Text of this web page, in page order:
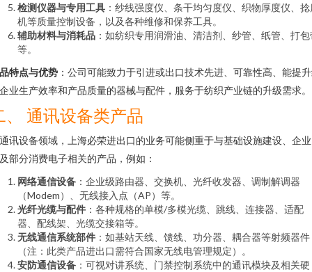
检测仪器与专用工具 ：纱线强度仪、条干均匀度仪、织物厚度仪、
机等质量控制设备，以及各种维修和保养工具。
辅助材料与消耗品 ：如纺织专用润滑油、清洁剂、纱管、纸管、打
等。
特点与优势 ：公司可能致力于引进或出口技术先进、可靠性高、能提
业生产效率和产品质量的器械与配件，服务于纺织产业链的升级需求。
、 通讯设备类产品
讯设备领域，上海必荣进出口的业务可能侧重于与基础设施建设、企
部分消费电子相关的产品，例如：
网络通信设备 ：企业级路由器、交换机、光纤收发器、调制解调器
（Modem）、无线接入点（AP）等。
光纤光缆与配件 ：各种规格的单模/多模光缆、跳线、连接器、适配
器、配线架、光缆交接箱等。
无线通信系统部件 ：如基站天线、馈线、功分器、耦合器等射频器件
（注：此类产品进出口需符合国家无线电管理规定）。
安防通信设备 ：可视对讲系统、门禁控制系统中的通讯模块及相关硬